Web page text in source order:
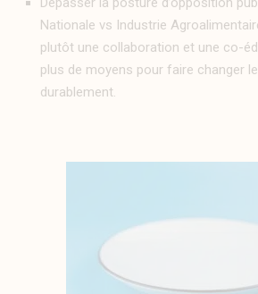
Nationale vs Industrie
plutôt une collaboration et une co-
plus de moyens pour faire changer
durablement.